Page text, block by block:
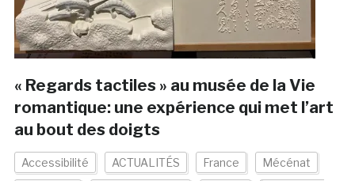
« Regards tactiles » au musée de la Vie
romantique: une expérience qui met l’art
au bout des doigts
Accessibilité ACTUALITÉS France Mécénat